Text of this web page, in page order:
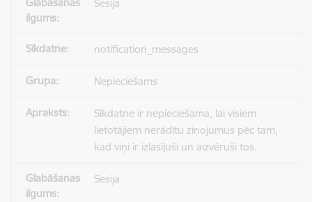
Sesija
notification_messages
Nepieciešams
Sīkdatne ir nepieciešama, lai visiem
lietotājiem nerādītu ziņojumus pēc tam,
kad viņi ir izlasījuši un aizvēruši tos.
Sesija